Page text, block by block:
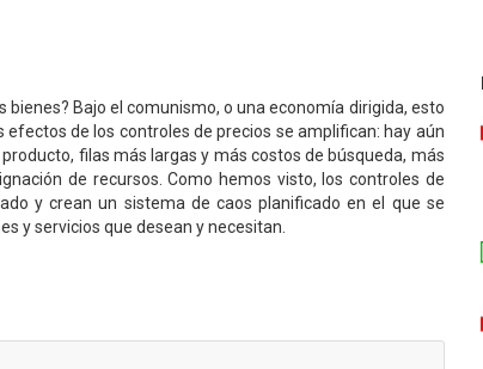
Bajo el comunismo, o una economía dirigida, esto
de los controles de precios se amplifican: hay aún
filas más largas y más costos de búsqueda, más
de recursos. Como hemos visto, los controles de
y crean un sistema de caos planificado en el que se
y servicios que desean y necesitan.